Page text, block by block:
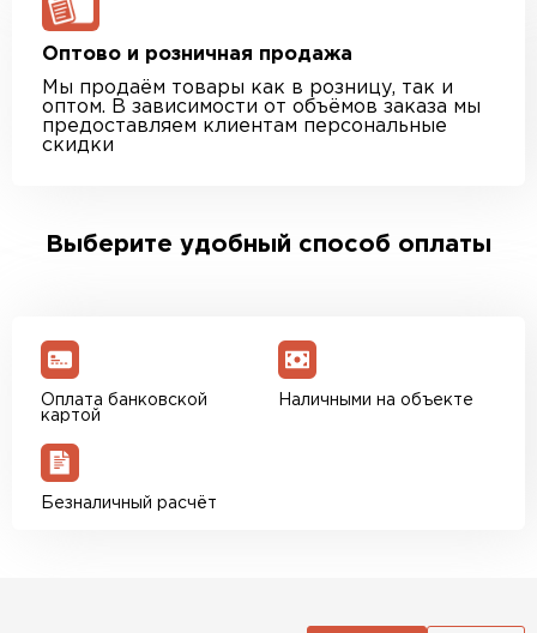
Оптово и розничная продажа
Мы продаём товары как в розницу, так и
оптом. В зависимости от объёмов заказа мы
предоставляем клиентам персональные
скидки
Выберите удобный способ оплаты
Оплата банковской
картой
Наличными на объекте
Безналичный расчёт